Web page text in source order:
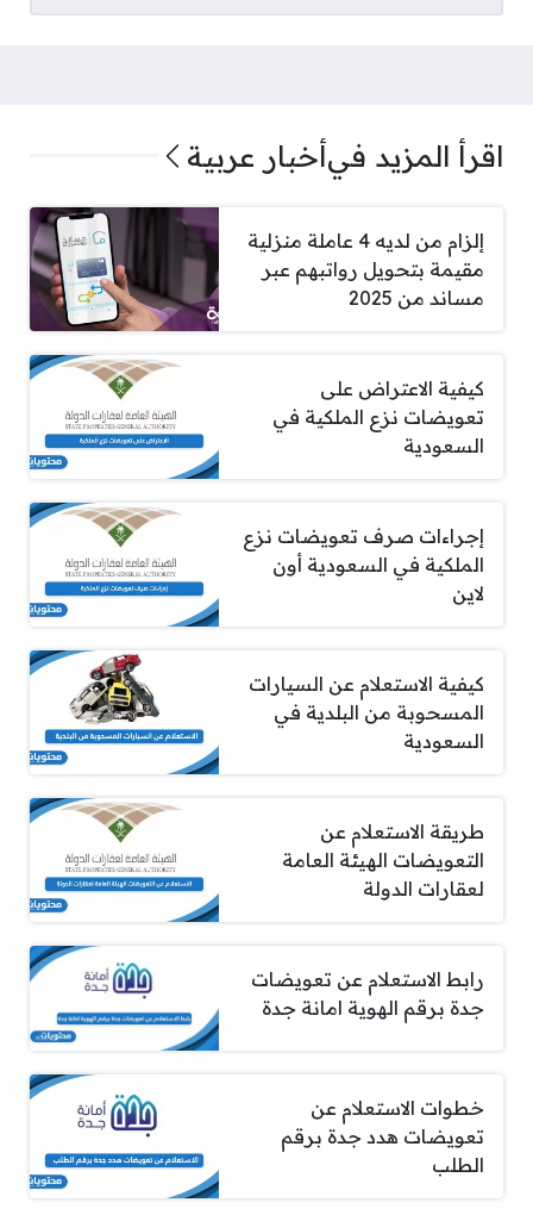
اقرأ المزيد فيأخبار عربية
إلزام من لديه 4 عاملة منزلية
مقيمة بتحويل رواتبهم عبر
مساند من 2025
كيفية الاعتراض على
تعويضات نزع الملكية في
السعودية
إجراءات صرف تعويضات نزع
الملكية في السعودية أون
لاين
كيفية الاستعلام عن السيارات
المسحوبة من البلدية في
السعودية
طريقة الاستعلام عن
التعويضات الهيئة العامة
لعقارات الدولة
رابط الاستعلام عن تعويضات
جدة برقم الهوية امانة جدة
خطوات الاستعلام عن
تعويضات هدد جدة برقم
الطلب